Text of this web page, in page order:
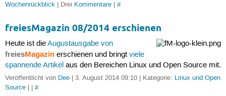
Wochenrückblick| Drei Kommentare| #
freiesMagazin 08/2014 erschienen
Heute ist dieAugustausgabe von
freiesMagazinerschienen und bringt viele
spannende Artikelaus den Bereichen Linux und Open Source mit.
Veröffentlicht von Dee| 3. August 2014 09:10 | Kategorie: Linux und Open
Source| | #